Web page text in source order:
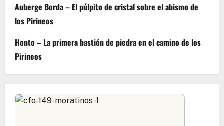
Auberge Borda – El púlpito de cristal sobre el abismo de
los Pirineos
Honto – La primera bastión de piedra en el camino de los
Pirineos